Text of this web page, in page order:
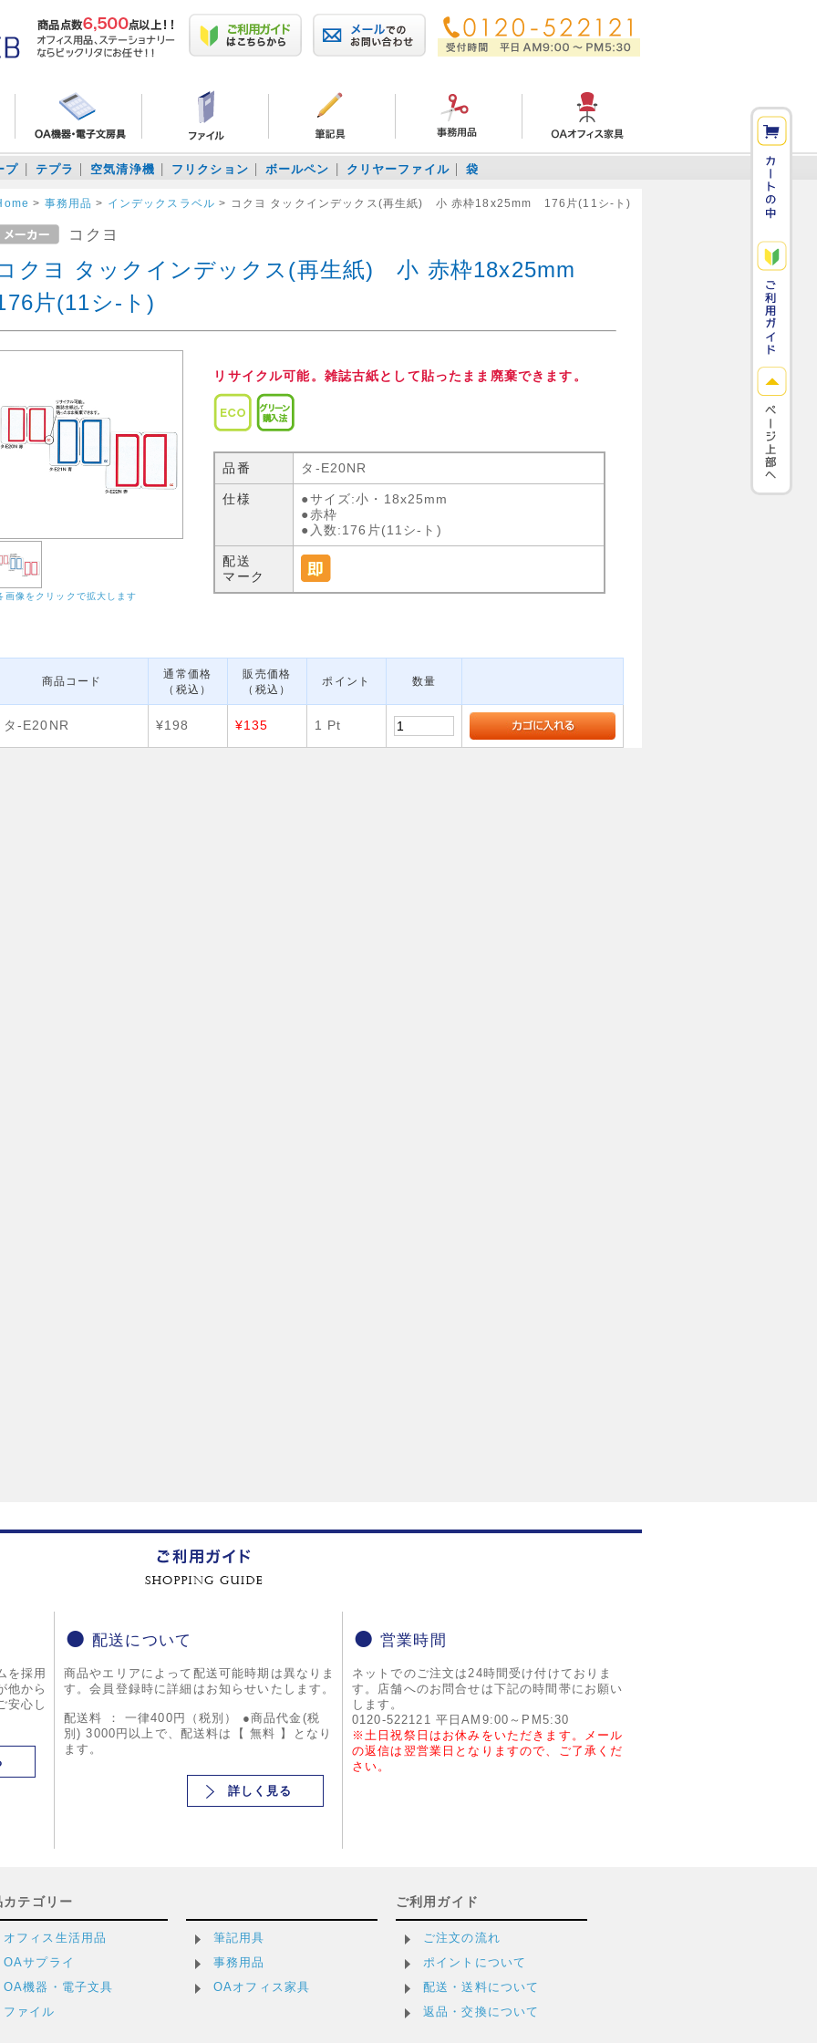
プ テプラ 空気清浄機 フリクション ボールペン クリヤーファイル 袋
> 事務用品 > インデックスラベル > コクヨ タックインデックス(再生紙) 小 赤枠18x25mm 176片(11シ-ト)
コクヨ
クヨ タックインデックス(再生紙) 小 赤枠18x25mm
片(11シ-ト)
画像をクリックで拡大します
リサイクル可能。雑誌古紙として貼ったまま廃棄できます。
品番 タ-E20NR
仕様
●サイズ:小・18x25mm
●赤枠
●入数:176片(11シ-ト)
配送
マーク
商品コード
通常価格
（税込）
販売価格
（税込）
ポイント 数量
タ-E20NR ¥198 ¥135 1 Pt
を採用
他から
安心し
配送について
商品やエリアによって配送可能時期は異なりま
す。会員登録時に詳細はお知らせいたします。
配送料 ： 一律400円（税別） ●商品代金(税
別) 3000円以上で、配送料は【 無料 】となり
ます。
詳しく見る
営業時間
ネットでのご注文は24時間受け付けておりま
す。店舗へのお問合せは下記の時間帯にお願い
します。
0120-522121 平日AM9:00～PM5:30
※土日祝祭日はお休みをいただきます。メール
の返信は翌営業日となりますので、ご了承くだ
さい。
カテゴリー
オフィス生活用品
OAサプライ
OA機器・電子文具
ファイル
筆記用具
事務用品
OAオフィス家具
ご利用ガイド
ご注文の流れ
ポイントについて
配送・送料について
返品・交換について